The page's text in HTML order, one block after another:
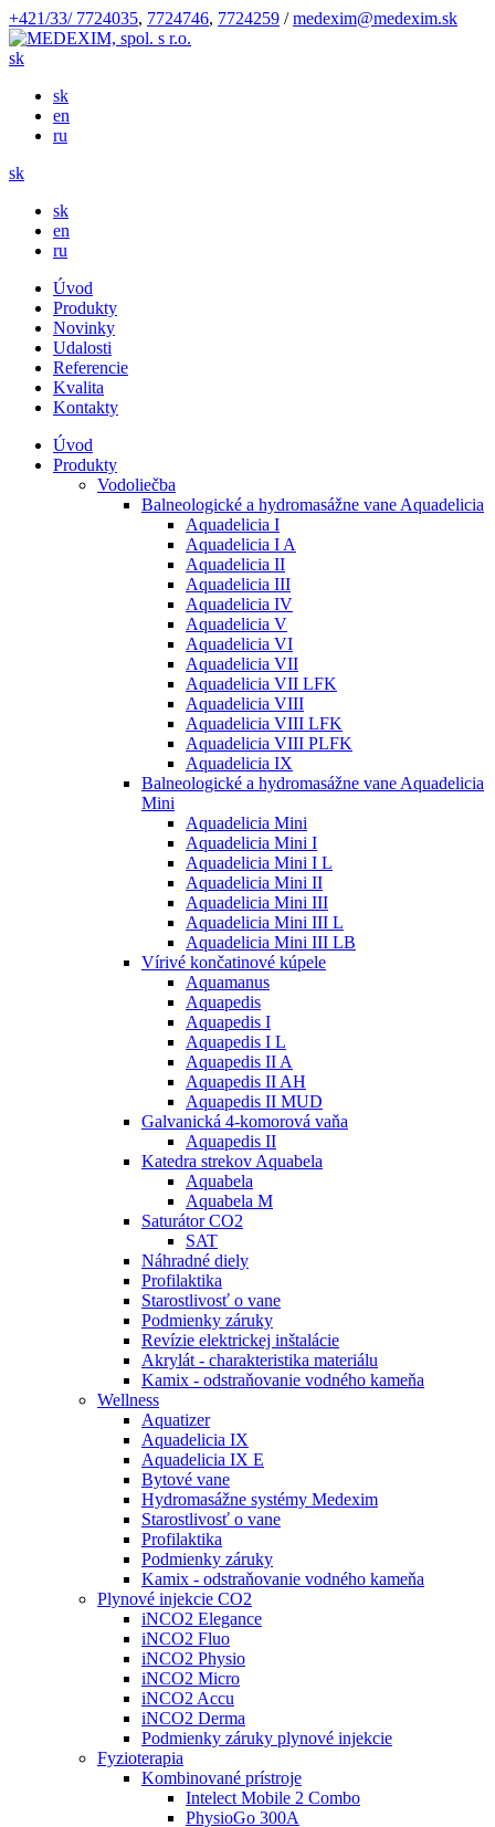
+421/33/ 7724035, 7724746, 7724259 /medexim@medexim.sk
sk
sk
en
ru
sk
sk
en
ru
Úvod
Produkty
Novinky
Udalosti
Referencie
Kvalita
Kontakty
Úvod
Produkty
Vodoliečba
Balneologické a hydromasážne vane Aquadelicia
Aquadelicia I
Aquadelicia I A
Aquadelicia II
Aquadelicia III
Aquadelicia IV
Aquadelicia V
Aquadelicia VI
Aquadelicia VII
Aquadelicia VII LFK
Aquadelicia VIII
Aquadelicia VIII LFK
Aquadelicia VIII PLFK
Aquadelicia IX
Balneologické a hydromasážne vane Aquadelicia
Mini
Aquadelicia Mini
Aquadelicia Mini I
Aquadelicia Mini I L
Aquadelicia Mini II
Aquadelicia Mini III
Aquadelicia Mini III L
Aquadelicia Mini III LB
Vírivé končatinové kúpele
Aquamanus
Aquapedis
Aquapedis I
Aquapedis I L
Aquapedis II A
Aquapedis II AH
Aquapedis II MUD
Galvanická 4-komorová vaňa
Aquapedis II
Katedra strekov Aquabela
Aquabela
Aquabela M
Saturátor CO2
SAT
Náhradné diely
Profilaktika
Starostlivosť o vane
Podmienky záruky
Revízie elektrickej inštalácie
Akrylát - charakteristika materiálu
Kamix - odstraňovanie vodného kameňa
Wellness
Aquatizer
Aquadelicia IX
Aquadelicia IX E
Bytové vane
Hydromasážne systémy Medexim
Starostlivosť o vane
Profilaktika
Podmienky záruky
Kamix - odstraňovanie vodného kameňa
Plynové injekcie CO2
iNCO2 Elegance
iNCO2 Fluo
iNCO2 Physio
iNCO2 Micro
iNCO2 Accu
iNCO2 Derma
Podmienky záruky plynové injekcie
Fyzioterapia
Kombinované prístroje
Intelect Mobile 2 Combo
PhysioGo 300A